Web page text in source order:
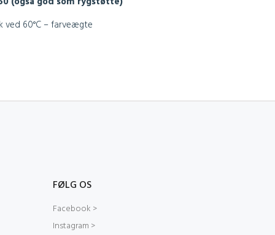
ved 60°C – farveægte
FØLG OS
Facebook >
Instagram >